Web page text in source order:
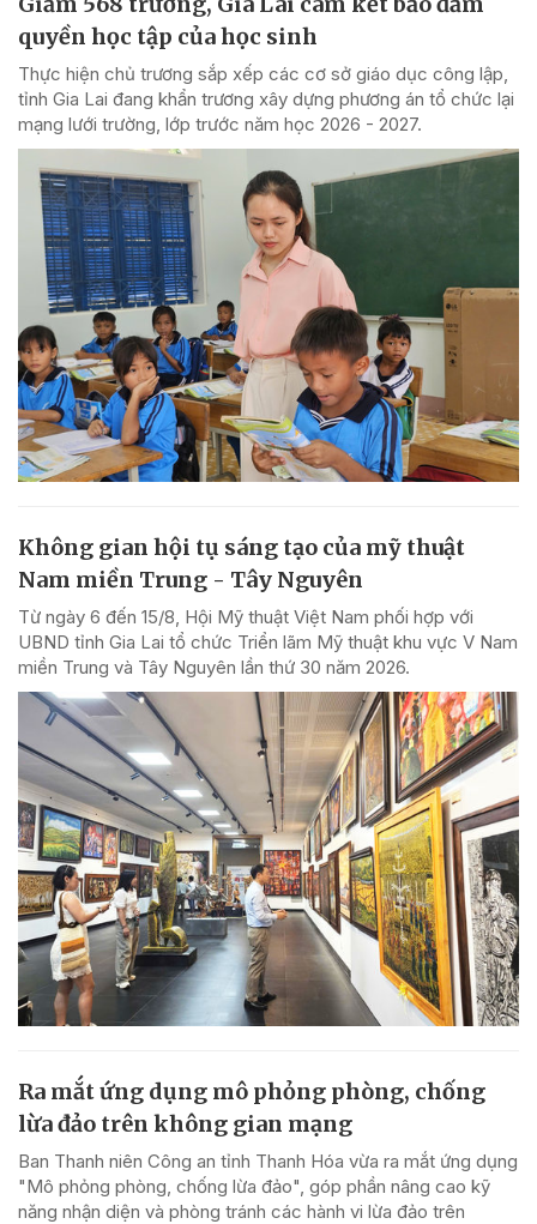
quyền học tập của học sinh
Thực hiện chủ trương sắp xếp các cơ sở giáo dục công lập,
tỉnh Gia Lai đang khẩn trương xây dựng phương án tổ chức lại
mạng lưới trường, lớp trước năm học 2026 - 2027.
Không gian hội tụ sáng tạo của mỹ thuật
Nam miền Trung - Tây Nguyên
Từ ngày 6 đến 15/8, Hội Mỹ thuật Việt Nam phối hợp với
UBND tỉnh Gia Lai tổ chức Triển lãm Mỹ thuật khu vực V Nam
miền Trung và Tây Nguyên lần thứ 30 năm 2026.
Ra mắt ứng dụng mô phỏng phòng, chống
lừa đảo trên không gian mạng
Ban Thanh niên Công an tỉnh Thanh Hóa vừa ra mắt ứng dụng
"Mô phỏng phòng, chống lừa đảo", góp phần nâng cao kỹ
năng nhận diện và phòng tránh các hành vi lừa đảo trên